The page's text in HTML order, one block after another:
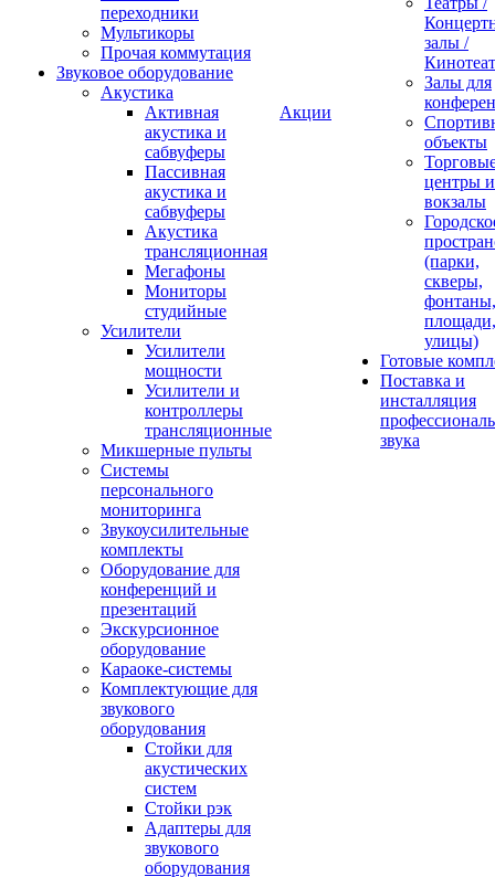
переходники
Мультикоры
Прочая коммутация
Звуковое оборудование
Акустика
Активная
акустика и
сабвуферы
Пассивная
акустика и
сабвуферы
Акустика
трансляционная
Мегафоны
Мониторы
студийные
Усилители
Усилители
мощности
Усилители и
контроллеры
трансляционные
Микшерные пульты
Системы
персонального
мониторинга
Звукоусилительные
комплекты
Оборудование для
конференций и
презентаций
Экскурсионное
оборудование
Караоке-системы
Комплектующие для
звукового
оборудования
Стойки для
акустических
систем
Стойки рэк
Адаптеры для
звукового
оборудования
Акции
залы /
Залы для
объекты
центры и
вокзалы
(парки,
скверы,
фонтаны,
площади,
улицы)
Готовые
Поставка и
инсталляция
звука